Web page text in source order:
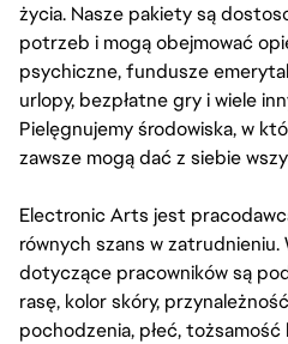
życia. Nasze pakiety są
potrzeb i mogą obejmować
psychiczne, fundusze
urlopy, bezpłatne gry i wiele
Pielęgnujemy środowiska, w
zawsze mogą dać z siebie
Electronic Arts jest
równych szans w
dotyczące pracowników są
rasę, kolor skóry,
pochodzenia, płeć, tożsamość